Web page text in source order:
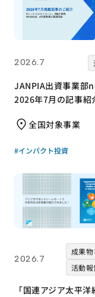
2026.7
JANPIA出資事業部
2026年7月の記事紹
全国対象事業
#インパクト投資
2026.7
成果
活動報
「国連アジア太平